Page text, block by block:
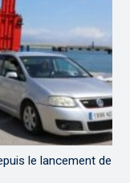
le lancement de